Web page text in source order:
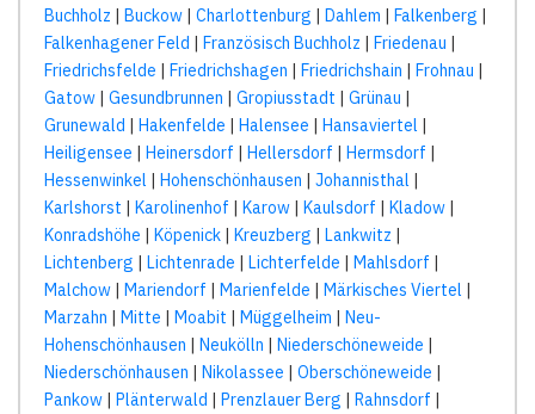
Buchholz | Buckow | Charlottenburg | Dahlem | Falkenberg |
Falkenhagener Feld | Französisch Buchholz | Friedenau |
Friedrichsfelde | Friedrichshagen | Friedrichshain | Frohnau |
Gatow | Gesundbrunnen | Gropiusstadt | Grünau |
Grunewald | Hakenfelde | Halensee | Hansaviertel |
Heiligensee | Heinersdorf | Hellersdorf | Hermsdorf |
Hessenwinkel | Hohenschönhausen | Johannisthal |
Karlshorst | Karolinenhof | Karow | Kaulsdorf | Kladow |
Konradshöhe | Köpenick | Kreuzberg | Lankwitz |
Lichtenberg | Lichtenrade | Lichterfelde | Mahlsdorf |
Malchow | Mariendorf | Marienfelde | Märkisches Viertel |
Marzahn | Mitte | Moabit | Müggelheim | Neu-
Hohenschönhausen | Neukölln | Niederschöneweide |
Niederschönhausen | Nikolassee | Oberschöneweide |
Pankow | Plänterwald | Prenzlauer Berg | Rahnsdorf |